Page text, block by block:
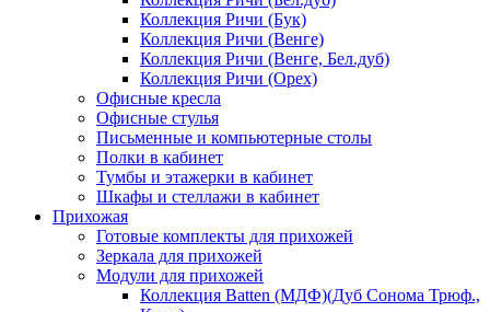
Коллекция Ричи (Бук)
Коллекция Ричи (Венге)
Коллекция Ричи (Венге, Бел.дуб)
Коллекция Ричи (Орех)
Офисные кресла
Офисные стулья
Письменные и компьютерные столы
Полки в кабинет
Тумбы и этажерки в кабинет
Шкафы и стеллажи в кабинет
Прихожая
Готовые комплекты для прихожей
Зеркала для прихожей
Модули для прихожей
Коллекция Batten (МДФ)(Дуб Сонома Трюф.,